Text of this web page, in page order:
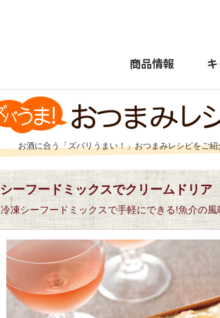
商品情報
お酒に合う「ズバリうまい！」おつまみレシピをご紹
シーフードミックスでクリームドリア
冷凍シーフードミックスで手軽にできる!魚介の